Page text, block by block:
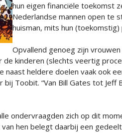
hun eigen financiële toekomst
Nederlandse mannen open te
huisman, mits hun
Opvallend genoeg zijn
kinderen (slechts veertig
heldere doelen vaak ook
bij Toobit. “Van Bill Gates tot
ondervraagden zich op dit
hen belegt daarbij een